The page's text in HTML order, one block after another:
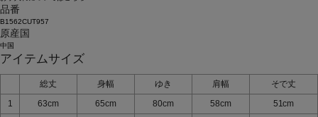
品番
B1562CUT957
原産国
中国
アイテムサイズ
総丈 身幅 ゆき 肩幅
そで丈
1
63cm 65cm 80cm 58cm
51cm